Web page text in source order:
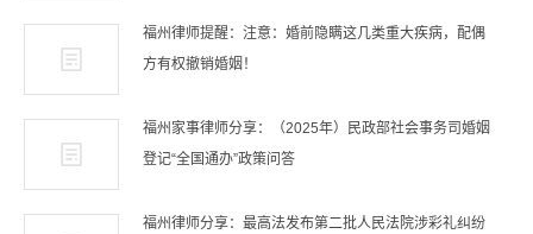
福州律师提醒：注意：婚前隐瞒这几类重大疾病，配偶
方有权撤销婚姻！
福州家事律师分享：（2025年）民政部社会事务司婚姻
登记“全国通办”政策问答
福州律师分享：最高法发布第二批人民法院涉彩礼纠纷